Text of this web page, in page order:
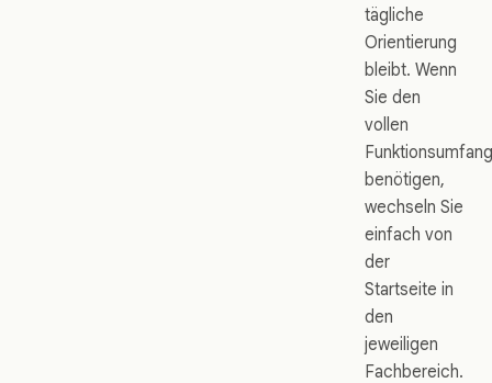
tägliche
Orientierung
bleibt. Wenn
Sie den
vollen
Funktionsumfang
benötigen,
wechseln Sie
einfach von
der
Startseite in
den
jeweiligen
Fachbereich.